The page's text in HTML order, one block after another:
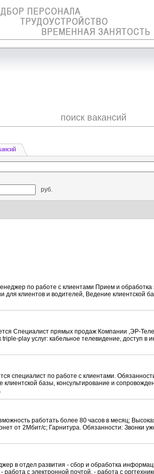
поиск вакансий
руб.
по работе с клиентами Прием и обработка
для клиентов и водителей, Ведение клиентской
Специалист прямых продаж Компании ,ЭР-
play услуг: кабельное телевидение, доступ в
специалист по работе с клиентами.
базы, консультирование и
работать более 80 часов в месяц;
от 2Мбит/с; Гарнитура. Обязанности: Звонки
в отдел развития - сбор и обработка
с электронной почтой, - работа с